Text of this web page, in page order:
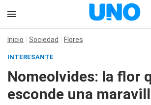
Inicio Sociedad Flores
INTERESANTE
Nomeolvides: la flor
esconde una